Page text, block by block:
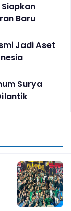
Baru
Jadi Aset
Surya